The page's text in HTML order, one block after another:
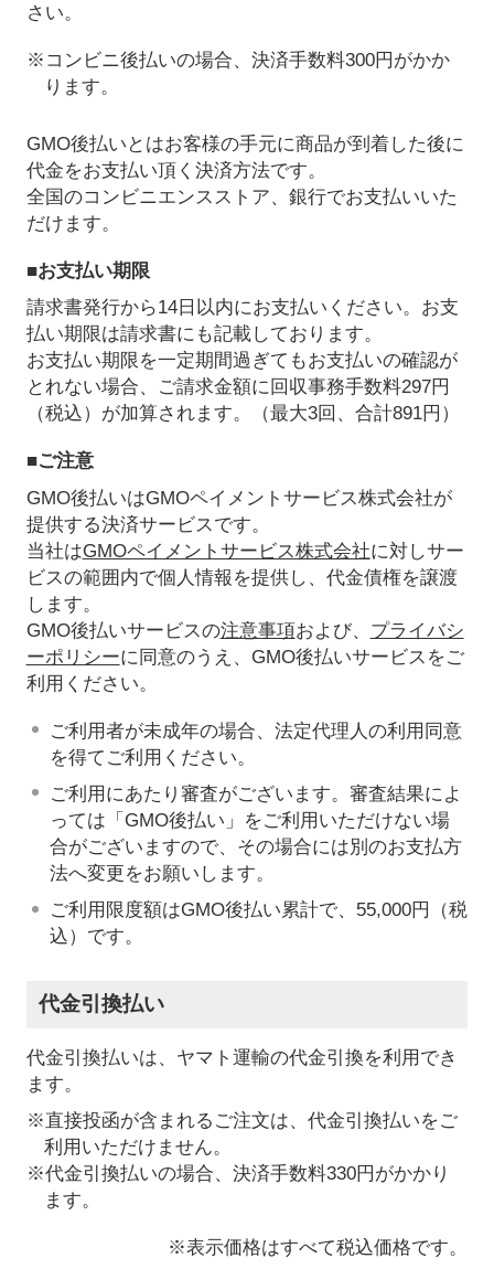
さい。
※コンビニ後払いの場合、決済手数料300円がかか
ります。
GMO後払いとはお客様の手元に商品が到着した後に
代金をお支払い頂く決済方法です。
全国のコンビニエンスストア、銀行でお支払いいた
だけます。
■お支払い期限
請求書発行から14日以内にお支払いください。お支
払い期限は請求書にも記載しております。
お支払い期限を一定期間過ぎてもお支払いの確認が
とれない場合、ご請求金額に回収事務手数料297円
（税込）が加算されます。（最大3回、合計891円）
■ご注意
GMO後払いはGMOペイメントサービス株式会社が
提供する決済サービスです。
当社はGMOペイメントサービス株式会社に対しサー
ビスの範囲内で個人情報を提供し、代金債権を譲渡
します。
GMO後払いサービスの注意事項および、 プライバシ
ーポリシーに同意のうえ、GMO後払いサービスをご
利用ください。
ご利用者が未成年の場合、法定代理人の利用同意
を得てご利用ください。
ご利用にあたり審査がございます。審査結果によ
っては「GMO後払い」をご利用いただけない場
合がございますので、その場合には別のお支払方
法へ変更をお願いします。
ご利用限度額はGMO後払い累計で、55,000円（税
込）です。
代金引換払い
代金引換払いは、ヤマト運輸の代金引換を利用でき
ます。
※直接投函が含まれるご注文は、代金引換払いをご
利用いただけません。
※代金引換払いの場合、決済手数料330円がかかり
ます。
※表示価格はすべて税込価格です。